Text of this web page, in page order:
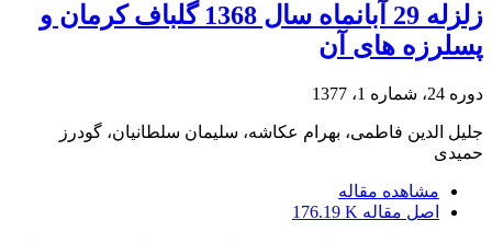
زلزله 29 آبانماه سال 1368 گلباف کرمان و
پسلرزه های آن
دوره 24، شماره 1، 1377
جلیل الدین فاطمی، بهرام عکاشه، سلیمان سلطانیان، گودرز
حمیدی
مشاهده مقاله
اصل مقاله 176.19 K